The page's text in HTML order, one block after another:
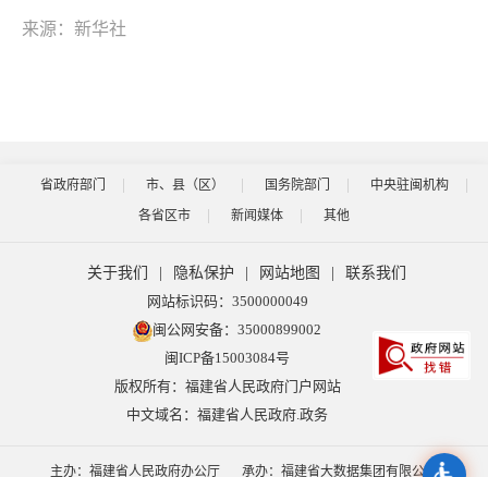
来源：新华社
省政府部门 市、县（区） 国务院部门
中央驻闽机构
各省区市
新闻媒体 其他
关于我们 隐私保护 网站地图
联系我们
网站标识码：3500000049
闽公网安备：35000899002
闽ICP备15003084号
版权所有：福建省人民政府门户网站
中文域名：福建省人民政府.政务
主办：福建省人民政府办公厅 承办：福建省大数据集团有限公司